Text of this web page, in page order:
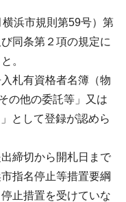
浜市規則第59号）第
同条第２項の規定に
。
札有資格者名簿（物
の他の委託等」又は
として登録が認めら
締切から開札日まで
指名停止等措置要綱
止措置を受けていな